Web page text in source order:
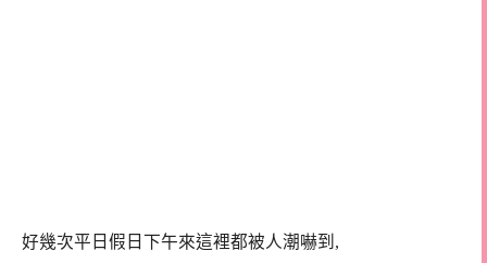
好幾次平日假日下午來這裡都被人潮嚇到,